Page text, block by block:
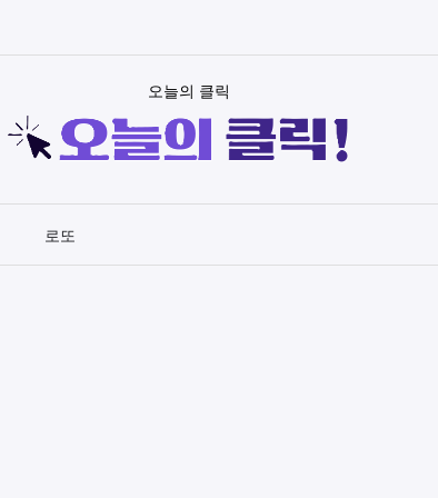
오늘의 클릭
로또